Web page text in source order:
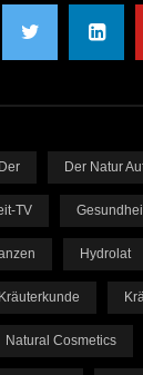
Der Der Natur
TV
Hydrolat
Kräuterkunde
Natural Cosmetics